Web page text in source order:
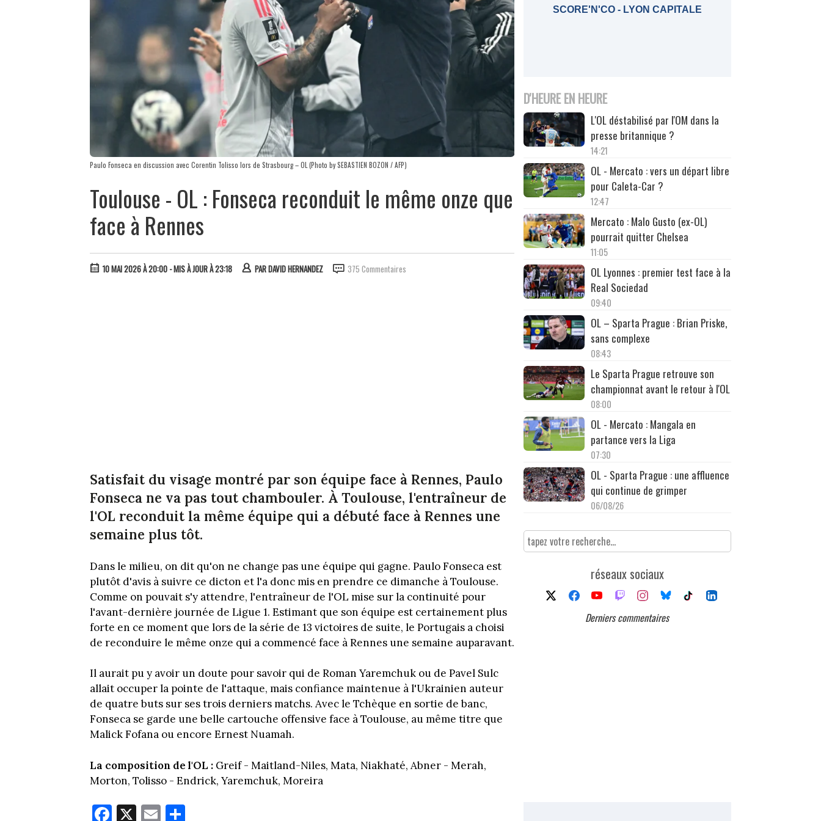
Paulo Fonseca en discussion avec Corentin Tolisso lors de Strasbourg – OL (Photo by SEBASTIEN BOZON / AFP)
Toulouse - OL : Fonseca reconduit le même onze que
face à Rennes
10 MAI 2026 À 20:00 - MIS À JOUR À 23:18 PARDAVID HERNANDEZ 375 Commentaires
Satisfait du visage montré par son équipe face à Rennes, Paulo
Fonseca ne va pas tout chambouler. À Toulouse, l'entraîneur de
l'OL reconduit la même équipe qui a débuté face à Rennes une
semaine plus tôt.
Dans le milieu, on dit qu'on ne change pas une équipe qui gagne. Paulo Fonseca est
plutôt d'avis à suivre ce dicton et l'a donc mis en prendre ce dimanche à Toulouse.
Comme on pouvait s'y attendre, l'entraîneur de l'OL mise sur la continuité pour
l'avant-dernière journée de Ligue 1. Estimant que son équipe est certainement plus
forte en ce moment que lors de la série de 13 victoires de suite, le Portugais a choisi
de reconduire le même onze qui a commencé face à Rennes une semaine auparavant.
Il aurait pu y avoir un doute pour savoir qui de Roman Yaremchuk ou de Pavel Sulc
allait occuper la pointe de l'attaque, mais confiance maintenue à l'Ukrainien auteur
de quatre buts sur ses trois derniers matchs. Avec le Tchèque en sortie de banc,
Fonseca se garde une belle cartouche offensive face à Toulouse, au même titre que
Malick Fofana ou encore Ernest Nuamah.
La composition de l'OL : Greif - Maitland-Niles, Mata, Niakhaté, Abner - Merah,
Morton, Tolisso - Endrick, Yaremchuk, Moreira
Fa X E
SCORE'N'CO - LYON CAPITALE
D'HEURE EN HEURE
L'OL déstabilisé par l'OM dans la
presse britannique ?
14:21
OL - Mercato : vers un départ libre
pour Caleta-Car ?
12:47
Mercato : Malo Gusto (ex-OL)
pourrait quitter Chelsea
11:05
OL Lyonnes : premier test face à la
Real Sociedad
09:40
OL – Sparta Prague : Brian Priske,
sans complexe
08:43
Le Sparta Prague retrouve son
championnat avant le retour à l'OL
08:00
OL - Mercato : Mangala en
partance vers la Liga
07:30
OL - Sparta Prague : une affluence
qui continue de grimper
06/08/26
réseaux sociaux
Derniers commentaires